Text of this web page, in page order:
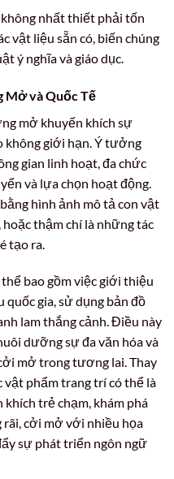
không nhất thiết phải tốn
vật liệu sẵn có, biến chúng
ý nghĩa và giáo dục.
Mở và Quốc Tế
mở khuyến khích sự
không giới hạn. Ý tưởng
gian linh hoạt, đa chức
và lựa chọn hoạt động.
hình ảnh mô tả con vật
hoặc thậm chí là những tác
tạo ra.
bao gồm việc giới thiệu
gia, sử dụng bản đồ
lam thắng cảnh. Điều này
dưỡng sự đa văn hóa và
mở trong tương lai. Thay
vật phẩm trang trí có thể là
trẻ chạm, khám phá
rãi, cởi mở với nhiều họa
sự phát triển ngôn ngữ